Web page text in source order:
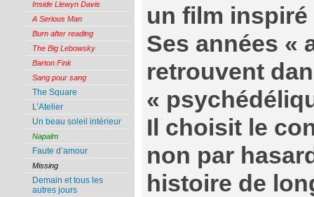
un film inspiré
Ses années «
retrouvent
«
Il choisit le
non par
histoire de
Inside Llewyn Davis
A Serious Man
Burn after reading
The Big Lebowsky
Barton Fink
Sang pour sang
The Square
L’Atelier
Un beau soleil intérieur
Napalm
Faute d’amour
Missing
Demain et tous les
autres jours